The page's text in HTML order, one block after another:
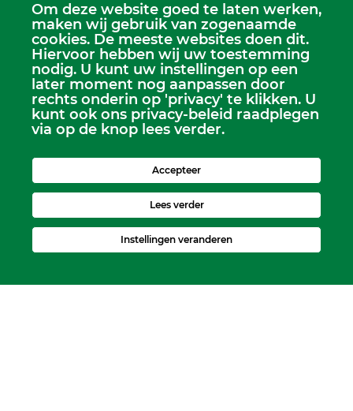
Om deze website goed te laten werken,
maken wij gebruik van zogenaamde
cookies. De meeste websites doen dit.
Hiervoor hebben wij uw toestemming
nodig. U kunt uw instellingen op een
later moment nog aanpassen door
rechts onderin op 'privacy' te klikken. U
kunt ook ons privacy-beleid raadplegen
via op de knop lees verder.
Accepteer
Lees verder
Instellingen veranderen